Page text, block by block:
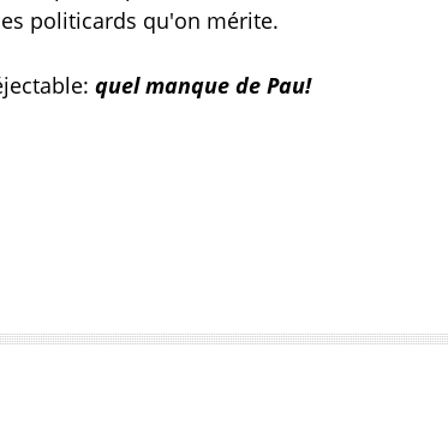
politicards qu'on mérite.
quel manque de Pau!